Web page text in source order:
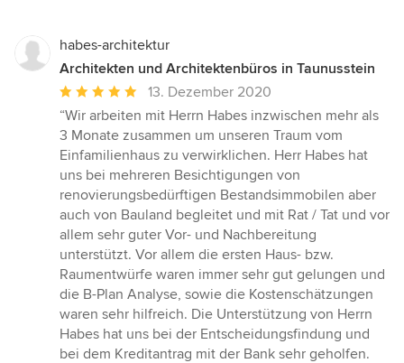
habes-architektur
Architekten und Architektenbüros in Taunusstein
Durchschnittliche
Bewertung:
5
von
5
Sternen
13. Dezember 2020
“Wir arbeiten mit Herrn Habes inzwischen mehr als
3 Monate zusammen um unseren Traum vom
Einfamilienhaus zu verwirklichen. Herr Habes hat
uns bei mehreren Besichtigungen von
renovierungsbedürftigen Bestandsimmobilen aber
auch von Bauland begleitet und mit Rat / Tat und vor
allem sehr guter Vor- und Nachbereitung
unterstützt. Vor allem die ersten Haus- bzw.
Raumentwürfe waren immer sehr gut gelungen und
die B-Plan Analyse, sowie die Kostenschätzungen
waren sehr hilfreich. Die Unterstützung von Herrn
Habes hat uns bei der Entscheidungsfindung und
bei dem Kreditantrag mit der Bank sehr geholfen.